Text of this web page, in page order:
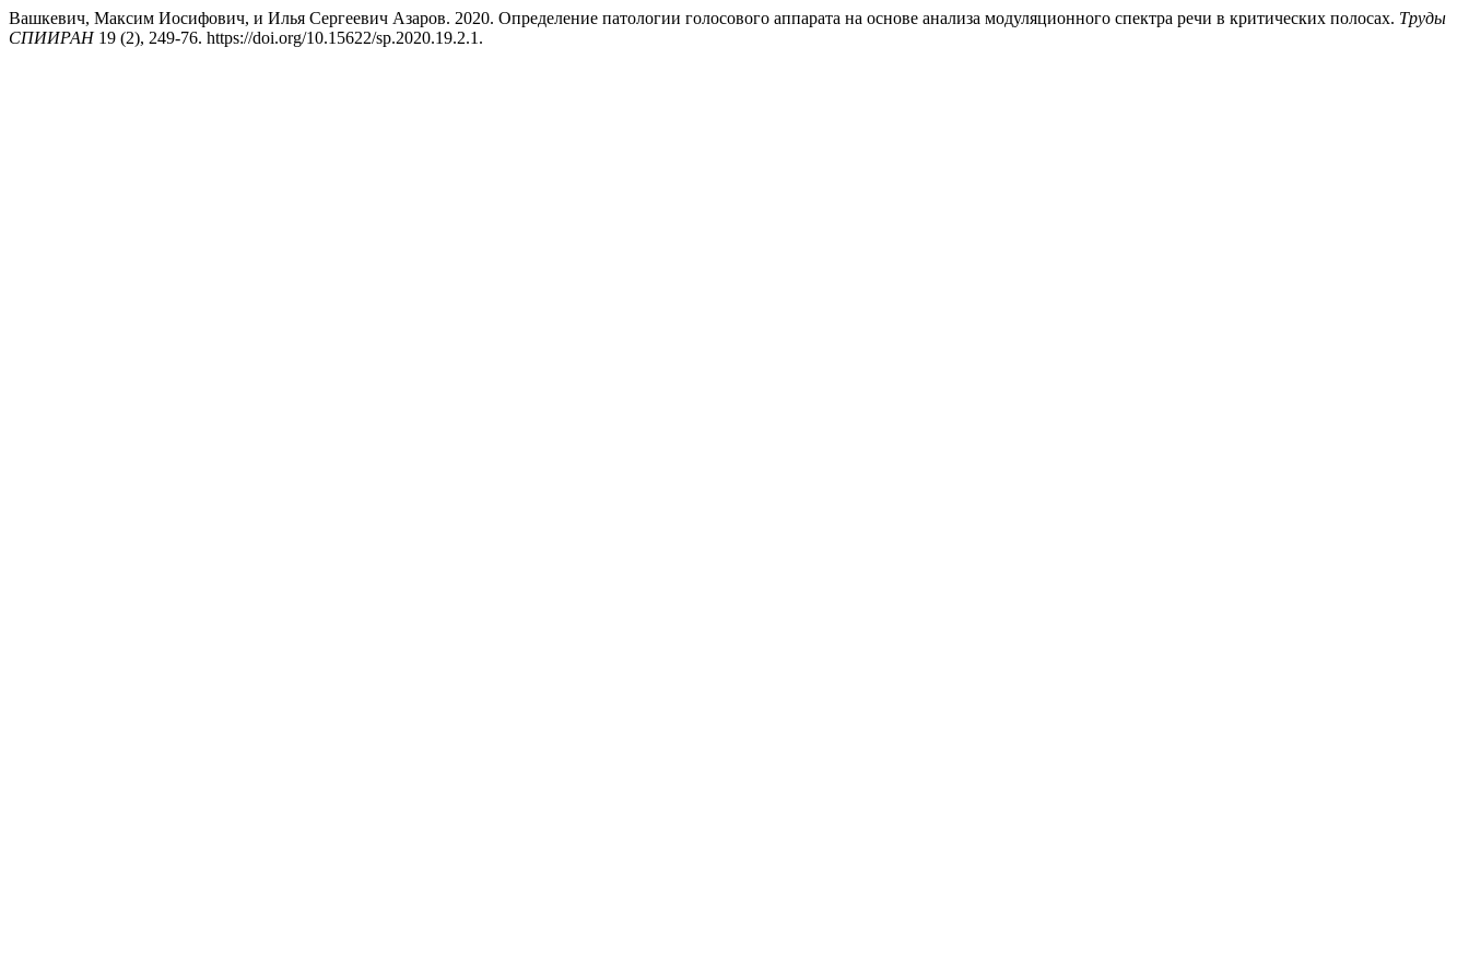
Вашкевич, Максим Иосифович, и Илья Сергеевич Азаров. 2020. Определение патологии голосового аппарата на основе анализа модуляционного спектра речи в критических полосах. Труды
СПИИРАН19 (2), 249-76. https://doi.org/10.15622/sp.2020.19.2.1.